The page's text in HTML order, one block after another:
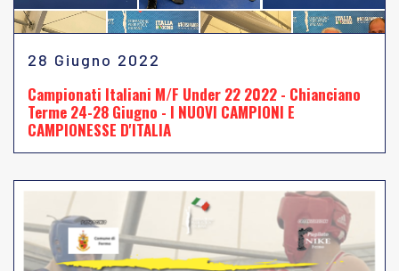
28 Giugno 2022
Campionati Italiani M/F Under 22 2022 - Chianciano
Terme 24-28 Giugno - I NUOVI CAMPIONI E
CAMPIONESSE D'ITALIA